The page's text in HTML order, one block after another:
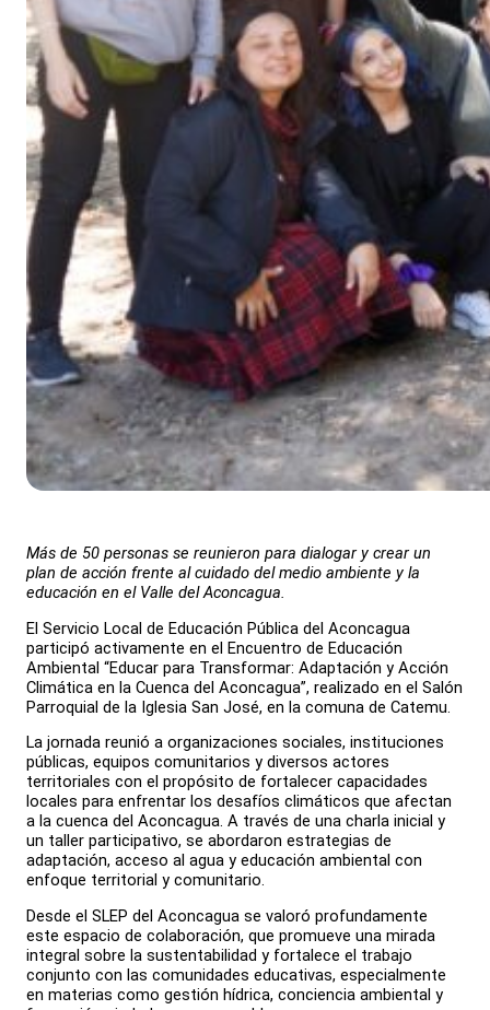
Más de 50 personas se reunieron para dialogar y crear un
plan de acción frente al cuidado del medio ambiente y la
educación en el Valle del Aconcagua.
El Servicio Local de Educación Pública del Aconcagua
participó activamente en el Encuentro de Educación
Ambiental “Educar para Transformar: Adaptación y Acción
Climática en la Cuenca del Aconcagua”, realizado en el Salón
Parroquial de la Iglesia San José, en la comuna de Catemu.
La jornada reunió a organizaciones sociales, instituciones
públicas, equipos comunitarios y diversos actores
territoriales con el propósito de fortalecer capacidades
locales para enfrentar los desafíos climáticos que afectan
a la cuenca del Aconcagua. A través de una charla inicial y
un taller participativo, se abordaron estrategias de
adaptación, acceso al agua y educación ambiental con
enfoque territorial y comunitario.
Desde el SLEP del Aconcagua se valoró profundamente
este espacio de colaboración, que promueve una mirada
integral sobre la sustentabilidad y fortalece el trabajo
conjunto con las comunidades educativas, especialmente
en materias como gestión hídrica, conciencia ambiental y